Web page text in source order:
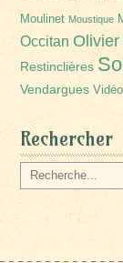
Moulinet Moustique
Occitan Olivier
Restinclières
Vendargues Vidéo
Rechercher